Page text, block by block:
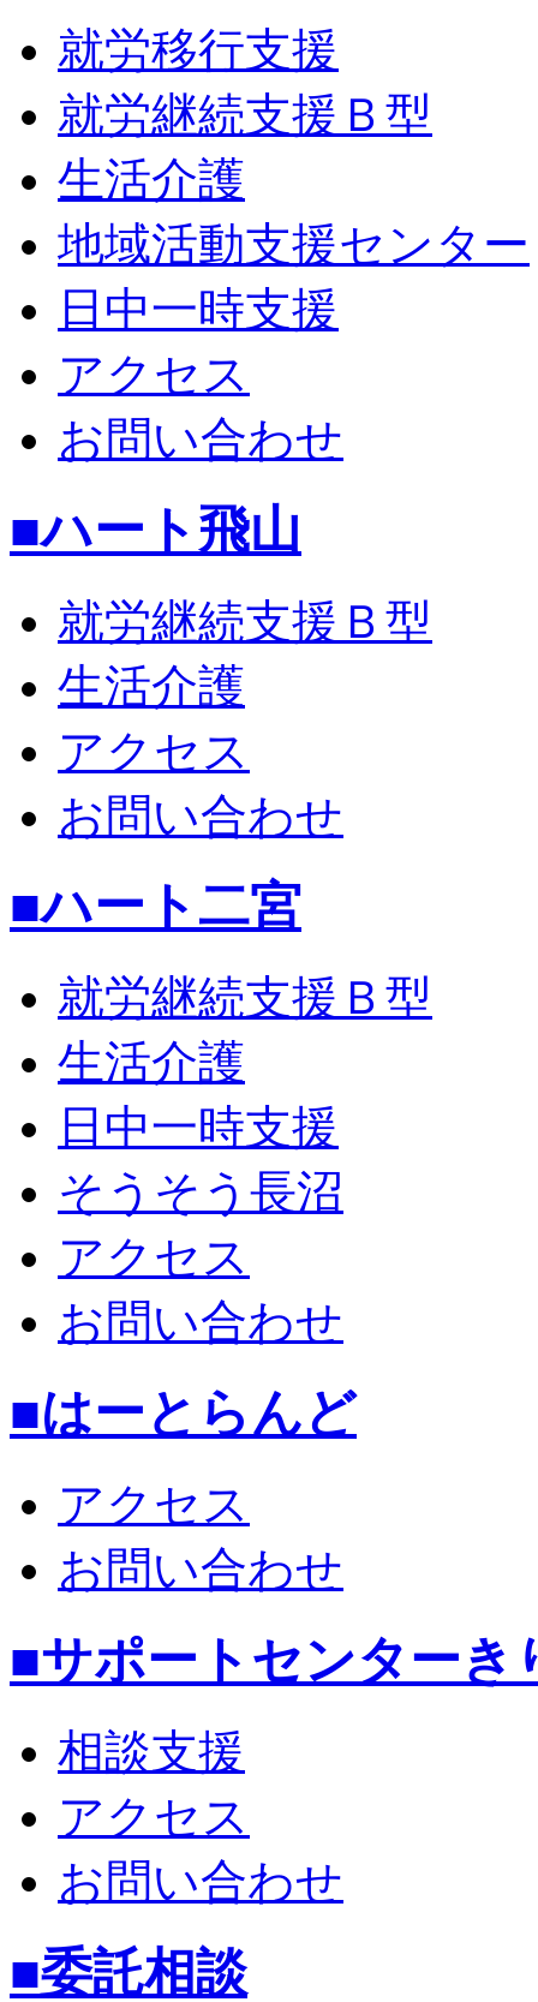
就労移行支援
就労継続支援Ｂ型
生活介護
地域活動支援センター
日中一時支援
アクセス
お問い合わせ
■ハート飛山
就労継続支援Ｂ型
生活介護
アクセス
お問い合わせ
■ハート二宮
就労継続支援Ｂ型
生活介護
日中一時支援
そうそう長沼
アクセス
お問い合わせ
■はーとらんど
アクセス
お問い合わせ
■サポートセンターき
相談支援
アクセス
お問い合わせ
■委託相談